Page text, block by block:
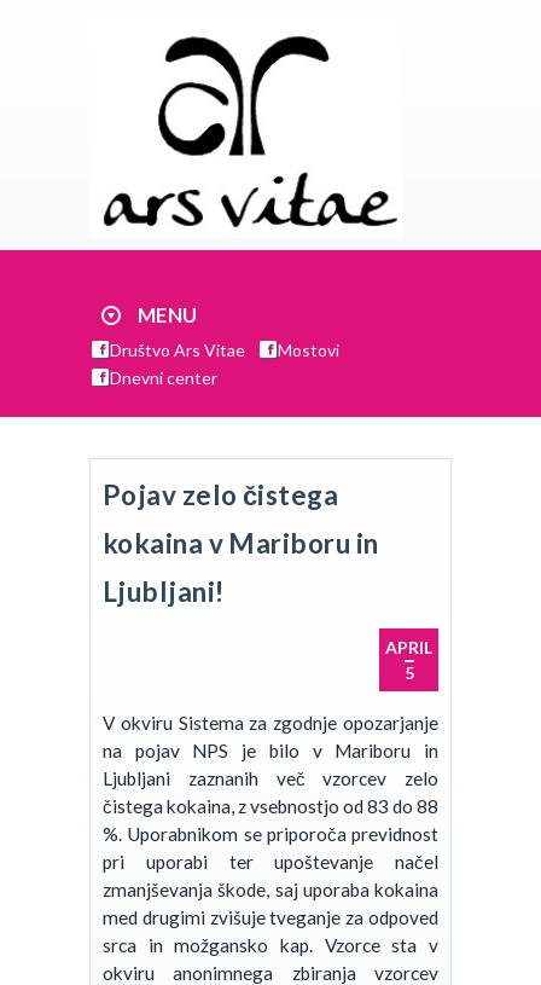
MENU
Društvo Ars Vitae
Mostovi
Dnevni center
Pojav zelo čistega
kokaina v Mariboru in
Ljubljani!
APRIL
5
V okviru Sistema za zgodnje opozarjanje
na pojav NPS je bilo v Mariboru in
Ljubljani zaznanih več vzorcev zelo
čistega kokaina, z vsebnostjo od 83 do 88
%. Uporabnikom se priporoča previdnost
pri uporabi ter upoštevanje načel
zmanjševanja škode, saj uporaba kokaina
med drugimi zvišuje tveganje za odpoved
srca in možgansko kap. Vzorce sta v
okviru anonimnega zbiranja vzorcev